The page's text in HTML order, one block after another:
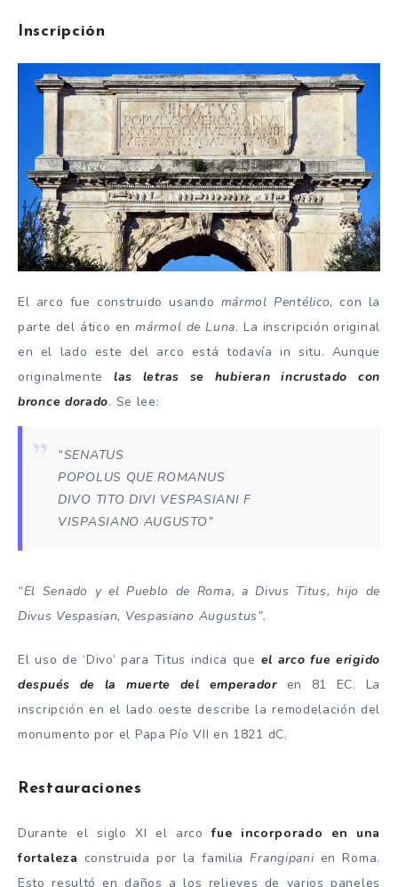
Inscripción
El arco fue construido usando mármol Pentélico, con la
parte del ático enmármol de Luna. La inscripción original
en el lado este del arco está todavía in situ. Aunque
originalmente las letras se hubieran incrustado con
bronce dorado. Se lee:
“SENATUS
POPOLUS QUE ROMANUS
DIVO TITO DIVI VESPASIANI F
VISPASIANO AUGUSTO”
“El Senado y el Pueblo de Roma, a Divus Titus, hijo de
Divus Vespasian, Vespasiano Augustus”.
El uso de ‘Divo’ para Titus indica que el arco fue erigido
después de la muerte del emperadoren 81 EC. La
inscripción en el lado oeste describe la remodelación del
monumento por el Papa Pío VII en 1821 dC.
Restauraciones
Durante el siglo XI el arcofue incorporado en una
fortaleza construida por la familiaFrangipani en Roma.
Esto resultó en daños a los relieves de varios paneles